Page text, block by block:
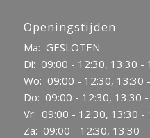
Openingstijden
Ma: GESLOTEN
Di: 09:00 - 12:30, 13:30 -
Wo: 09:00 - 12:30, 13:30
Do: 09:00 - 12:30, 13:30
Vr: 09:00 - 12:30, 13:30 -
Za: 09:00 - 12:30, 13:30 -